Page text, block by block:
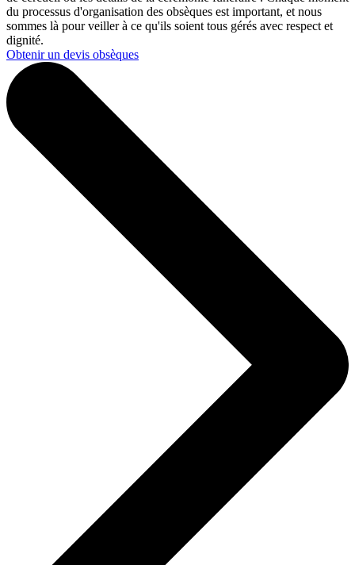
du processus d'organisation des obsèques est important, et nous
sommes là pour veiller à ce qu'ils soient tous gérés avec respect et
dignité.
Obtenir un devis obsèques